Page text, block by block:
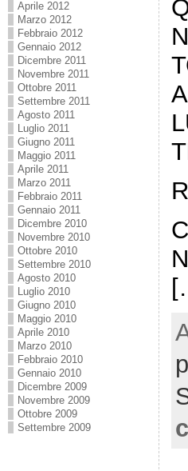
Aprile 2012
Marzo 2012
Febbraio 2012
Gennaio 2012
Dicembre 2011
Novembre 2011
Ottobre 2011
Settembre 2011
Agosto 2011
Luglio 2011
Giugno 2011
Maggio 2011
Aprile 2011
Marzo 2011
Febbraio 2011
Gennaio 2011
Dicembre 2010
Novembre 2010
Ottobre 2010
Settembre 2010
Agosto 2010
Luglio 2010
Giugno 2010
Maggio 2010
Aprile 2010
Marzo 2010
Febbraio 2010
Gennaio 2010
Dicembre 2009
Novembre 2009
Ottobre 2009
Settembre 2009